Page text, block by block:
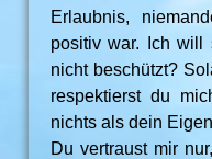
Erlaubnis,
positiv war. Ich will
nicht beschützt?
respektierst du
nichts als dein
Du vertraust mir